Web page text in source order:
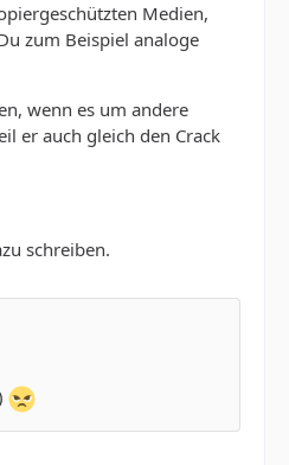
Medien,
zum Beispiel analoge
wenn es um andere
er auch gleich den Crack
schreiben.